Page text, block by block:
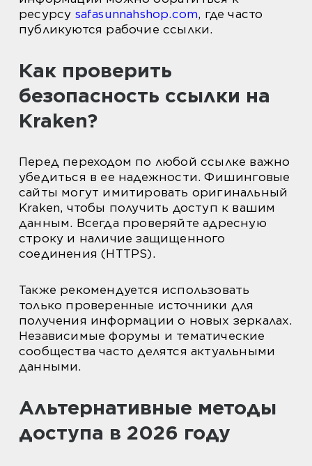
ресурсу safasunnahshop.com, где часто
публикуются рабочие ссылки.
Как проверить
безопасность ссылки на
Kraken?
Перед переходом по любой ссылке важно
убедиться в ее надежности. Фишинговые
сайты могут имитировать оригинальный
Kraken, чтобы получить доступ к вашим
данным. Всегда проверяйте адресную
строку и наличие защищенного
соединения (HTTPS).
Также рекомендуется использовать
только проверенные источники для
получения информации о новых зеркалах.
Независимые форумы и тематические
сообщества часто делятся актуальными
данными.
Альтернативные методы
доступа в 2026 году